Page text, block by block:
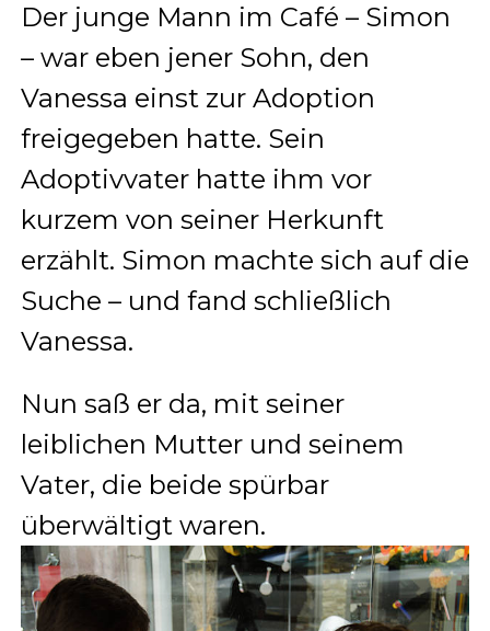
Der junge Mann im Café – Simon
– war eben jener Sohn, den
Vanessa einst zur Adoption
freigegeben hatte. Sein
Adoptivvater hatte ihm vor
kurzem von seiner Herkunft
erzählt. Simon machte sich auf die
Suche – und fand schließlich
Vanessa.
Nun saß er da, mit seiner
leiblichen Mutter und seinem
Vater, die beide spürbar
überwältigt waren.